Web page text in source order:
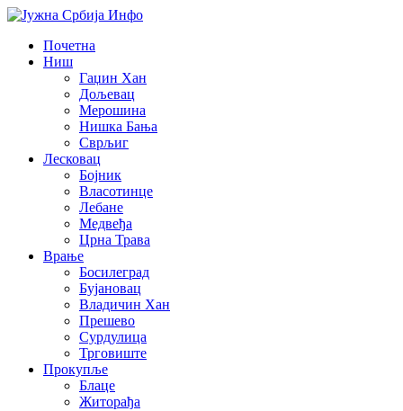
Почетна
Ниш
Гаџин Хан
Дољевац
Мерошина
Нишка Бања
Сврљиг
Лесковац
Бојник
Власотинце
Лебане
Медвеђа
Црна Трава
Врање
Босилеград
Бујановац
Владичин Хан
Прешево
Сурдулица
Трговиште
Прокупље
Блаце
Житорађа